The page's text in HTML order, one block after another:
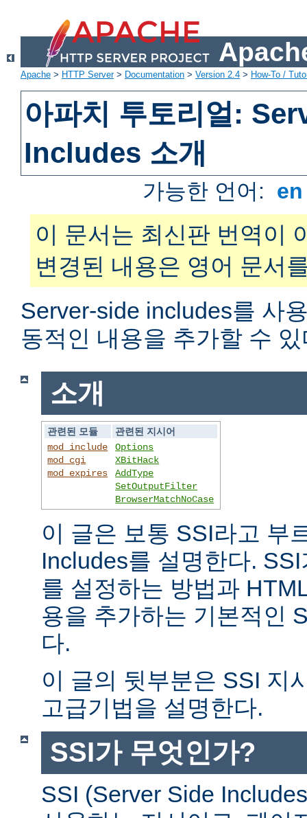
Apache > HTTP Server> Documentation > Version 2.4 > How-To /
아파치 투토리얼:
Includes 소개
가능한 언어:
이 문서는 최신판 번역이
변경된 내용은 영어 문서
Server-side includes를 사
동적인 내용을 추가할 수 있
소개
관련된 모듈
관련된 지시어
mod_include
mod_cgi
mod_expires
Options
XBitHack
AddType
SetOutputFilter
BrowserMatchNoCase
이 글은 보통 SSI라고 부
Includes를 설명한다.
를 설정하는 방법과
용을 추가하는 기본적인
다.
이 글의 뒷부분은 SSI 지
고급기법을 설명한다.
SSI가 무엇인가?
SSI (Server Side